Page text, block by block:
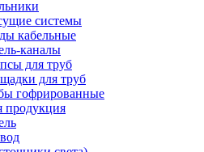
системы
кабельные
каналы
для труб
для труб
гофрированные
продукция